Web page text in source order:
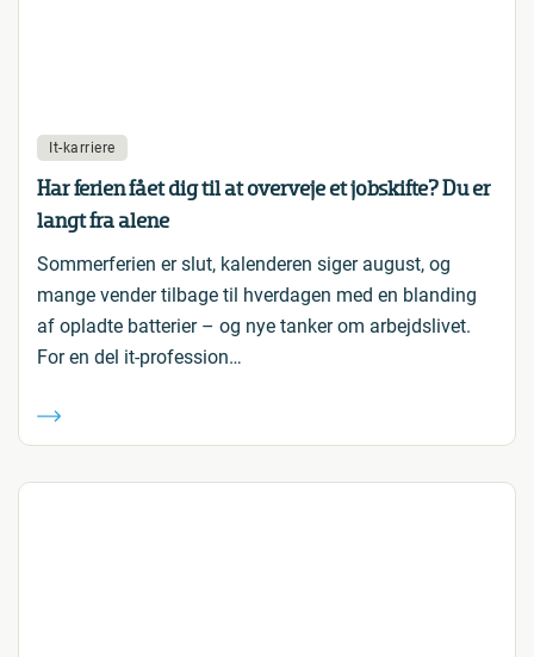
It-karriere
Har ferien fået dig til at overveje et jobskifte? Du er
langt fra alene
Sommerferien er slut, kalenderen siger august, og
mange vender tilbage til hverdagen med en blanding
af opladte batterier – og nye tanker om arbejdslivet.
For en del it-profession…